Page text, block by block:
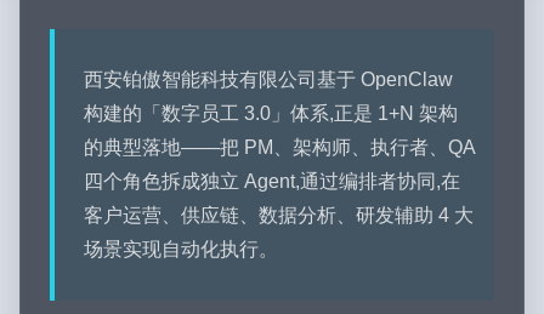
西安铂傲智能科技有限公司基于 OpenClaw
构建的「数字员工 3.0」体系,正是 1+N 架构
的典型落地——把 PM、架构师、执行者、QA
四个角色拆成独立 Agent,通过编排者协同,在
客户运营、供应链、数据分析、研发辅助 4 大
场景实现自动化执行。